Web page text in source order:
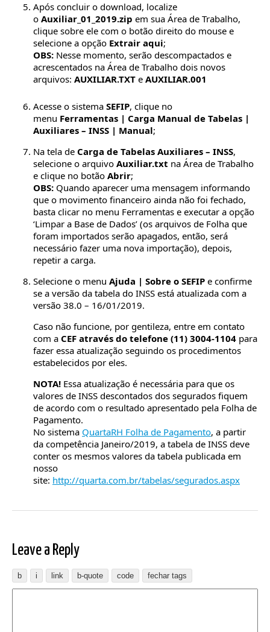
Após concluir o download, localize
o Auxiliar_01_2019.zip em sua Área de Trabalho,
clique sobre ele com o botão direito do mouse e
selecione a opção Extrair aqui;
OBS: Nesse momento, serão descompactados e
acrescentados na Área de Trabalho dois novos
arquivos: AUXILIAR.TXT e AUXILIAR.001
Acesse o sistema SEFIP, clique no
menu Ferramentas | Carga Manual de Tabelas |
Auxiliares – INSS | Manual;
Na tela de Carga de Tabelas Auxiliares – INSS,
selecione o arquivo Auxiliar.txt na Área de Trabalho
e clique no botão Abrir;
OBS: Quando aparecer uma mensagem informando
que o movimento financeiro ainda não foi fechado,
basta clicar no menu Ferramentas e executar a opção
‘Limpar a Base de Dados’ (os arquivos de Folha que
foram importados serão apagados, então, será
necessário fazer uma nova importação), depois,
repetir a carga.
Selecione o menu Ajuda | Sobre o SEFIP e confirme
se a versão da tabela do INSS está atualizada com a
versão 38.0 – 16/01/2019.
Caso não funcione, por gentileza, entre em contato
com a CEF através do telefone (11) 3004-1104 para
fazer essa atualização seguindo os procedimentos
estabelecidos por eles.
NOTA! Essa atualização é necessária para que os
valores de INSS descontados dos segurados fiquem
de acordo com o resultado apresentado pela Folha de
Pagamento.
No sistema QuartaRH Folha de Pagamento, a partir
da competência Janeiro/2019, a tabela de INSS deve
conter os mesmos valores da tabela publicada em
nosso
site: http://quarta.com.br/tabelas/segurados.aspx
Leave a Reply